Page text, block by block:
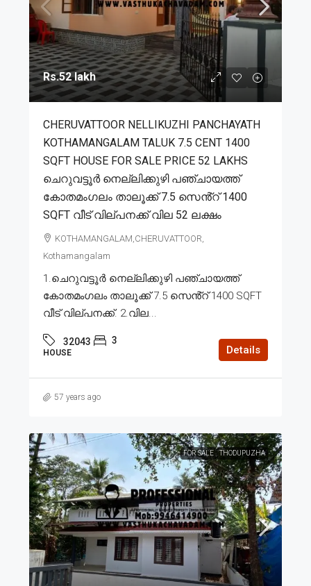
Rs.52 lakh
CHERUVATTOOR NELLIKUZHI PANCHAYATH
KOTHAMANGALAM TALUK 7.5 CENT 1400
SQFT HOUSE FOR SALE PRICE 52 LAKHS
ചെറുവട്ടൂർ നെല്ലിക്കുഴി പഞ്ചായത്ത്
കോതമംഗലം താലൂക്ക് 7.5 സെൻ്റ് 1400
SQFT വീട് വില്പനക്ക് വില 52 ലക്ഷം
KOTHAMANGALAM,CHERUVATTOOR,
Kothamangalam
1.ചെറുവട്ടൂർ നെല്ലിക്കുഴി പഞ്ചായത്ത്
കോതമംഗലം താലൂക്ക് 7.5 സെൻ്റ് 1400 SQFT
വീട് വില്പനക്ക്. 2.വില...
32043 3
HOUSE Details
57 years ago
FOR SALE THODUPUZHA